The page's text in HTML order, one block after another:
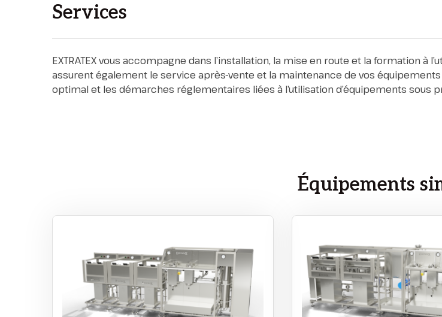
Services
EXTRATEX vous accompagne dans l’installation, la mise en route et la formation
assurent également le service après-vente et la maintenance de vos
optimal et les démarches réglementaires liées à l’utilisation d’équipements sous
Équipements